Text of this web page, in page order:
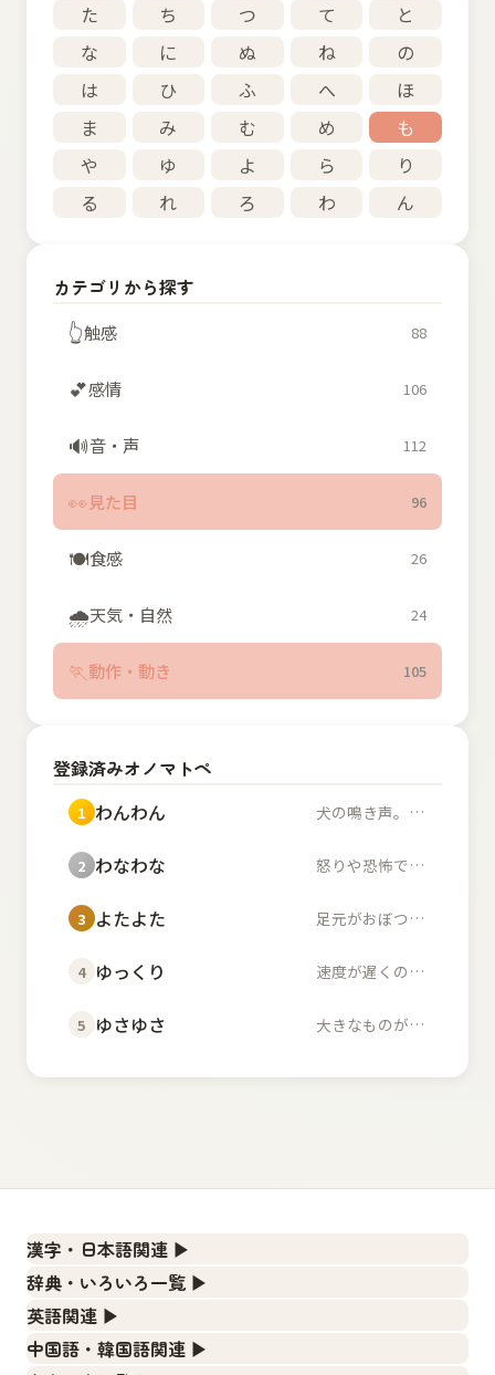
た
ち つ て
と
な
に ぬ ね
の
は
ひ ふ へ
ほ
ま
み む め
も
や
ゆ よ ら
り
る
れ ろ わ ん
カテゴリから探す
👆触感 88
💕感情 106
🔊音・声 112
👀見た目 96
🍽️食感 26
🌧️天気・自然 24
🏃動作・動き 105
登録済みオノマトペ
1 わんわん 犬の鳴き声。また、幼...
2 わなわな 怒りや恐怖で体が小刻...
3 よたよた 足元がおぼつかず不安...
4 ゆっくり 速度が遅くのんびりし...
5 ゆさゆさ 大きなものが左右に揺...
漢字・日本語関連 ▶
漢字の読み方検索、手書き入力、書き順練習など、日本語学
習に役立つツールを集めています。
人名漢字辞典 - 読み方検索
辞典・いろいろ一覧 ▶
部首・画数別の漢字一覧、熟語辞典、地名・駅名検索など、
各種リファレンスツールです。
部首画数別漢字一覧
英語関連 ▶
カタカナ語・略語の意味検索、発音記号、リスニング練習な
ど英語学習ツールです。
中国語・韓国語関連 ▶